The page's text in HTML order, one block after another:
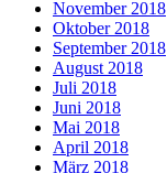
November 2018
Oktober 2018
September 2018
August 2018
Juli 2018
Juni 2018
Mai 2018
April 2018
März 2018